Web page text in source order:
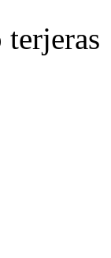
terjeras